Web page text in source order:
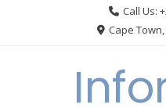
Call Us:
Cape